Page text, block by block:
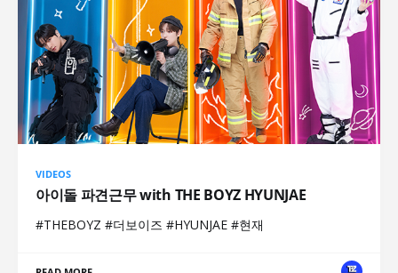
VIDEOS
아이돌 파견근무 with THE BOYZ HYUNJAE
#THEBOYZ #더보이즈 #HYUNJAE #현재